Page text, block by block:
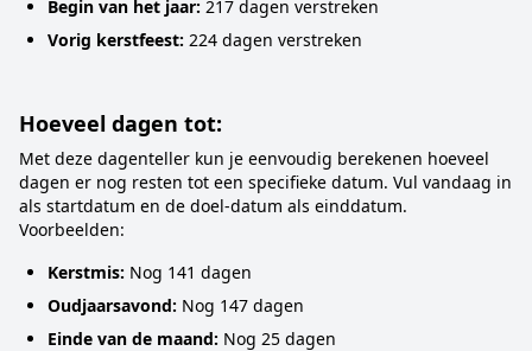
Begin van het jaar: 217 dagen verstreken
Vorig kerstfeest: 224 dagen verstreken
Hoeveel dagen tot:
Met deze dagenteller kun je eenvoudig berekenen hoeveel
dagen er nog resten tot een specifieke datum. Vul vandaag in
als startdatum en de doel-datum als einddatum.
Voorbeelden:
Kerstmis: Nog 141 dagen
Oudjaarsavond: Nog 147 dagen
Einde van de maand: Nog 25 dagen